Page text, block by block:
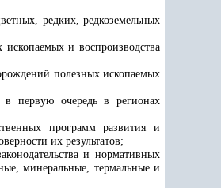
редких, редкоземельных
ископаемых и воспроизводства
полезных ископаемых
в первую очередь в регионах
программ развития и
их результатов;
и нормативных
минеральные, термальные и